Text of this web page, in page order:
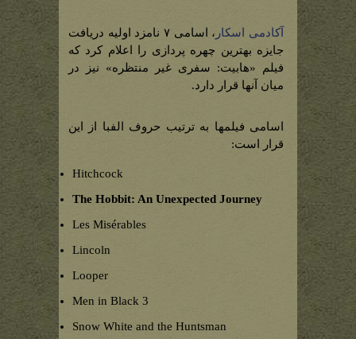
آکادمی اسکار
، اسامی ۷ نامزد اولیه دریافت
جایزه بهترین چهره پردازی را اعلام کرد که
فیلم «هابیت: سفری غیر منتظره» نیز در
میان آنها قرار دارد.
اسامی فیلمها به ترتیب حروف الفبا از این
قرار است:
Hitchcock
The Hobbit: An Unexpected Journey
Les Misérables
Lincoln
Looper
Men in Black 3
Snow White and the Huntsman